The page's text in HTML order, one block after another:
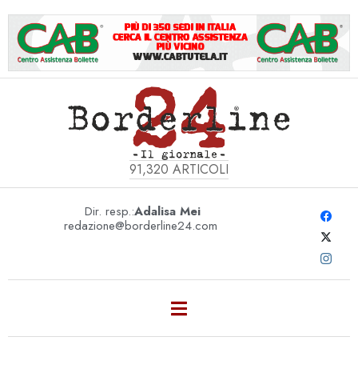
91,320 ARTICOLI
Dir. resp.:Adalisa Mei
redazione@borderline24.com